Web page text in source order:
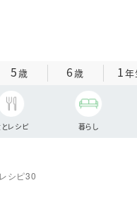
5歳 6歳 1年
レシピ 暮らし
シピ30